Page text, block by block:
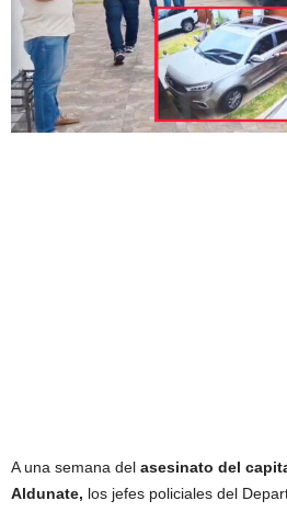
A una semana del asesinato del
Aldunate, los jefes policiales del